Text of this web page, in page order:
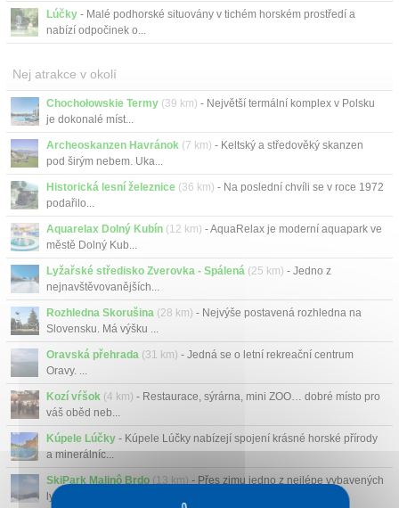
Lúčky - Malé podhorské situovány v tichém horském prostředí a
nabízí odpočinek o...
Nej atrakce v okolí
Chochołowskie Termy (39 km) - Největší termální komplex v Polsku
je dokonalé míst...
Archeoskanzen Havránok (7 km) - Keltský a středověký skanzen
pod širým nebem. Uka...
Historická lesní železnice (36 km) - Na poslední chvíli se v roce 1972
podařilo...
Aquarelax Dolný Kubín (12 km) - AquaRelax je moderní aquapark ve
městě Dolný Kub...
Lyžařské středisko Zverovka - Spálená (25 km) - Jedno z
nejnavštěvovanějších...
Rozhledna Skorušina (28 km) - Nejvýše postavená rozhledna na
Slovensku. Má výšku ...
Oravská přehrada (31 km) - Jedná se o letní rekreační centrum
Oravy. ...
Kozí vŕšok (4 km) - Restaurace, sýrárna, mini ZOO… dobré místo pro
váš oběd neb...
Kúpele Lúčky - Kúpele Lúčky nabízejí spojení krásné horské přírody
a minerálníc...
SkiPark Malinô Brdo (13 km) - Přes zimu jedno z nejlépe vybavených
lyžařských stř...